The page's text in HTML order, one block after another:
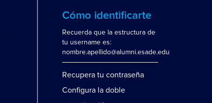
Cómo identificarte
Recuerda que la estructura de
tu username es:
nombre.apellido@alumni.esade.edu
Recupera tu contraseña
Configura la doble